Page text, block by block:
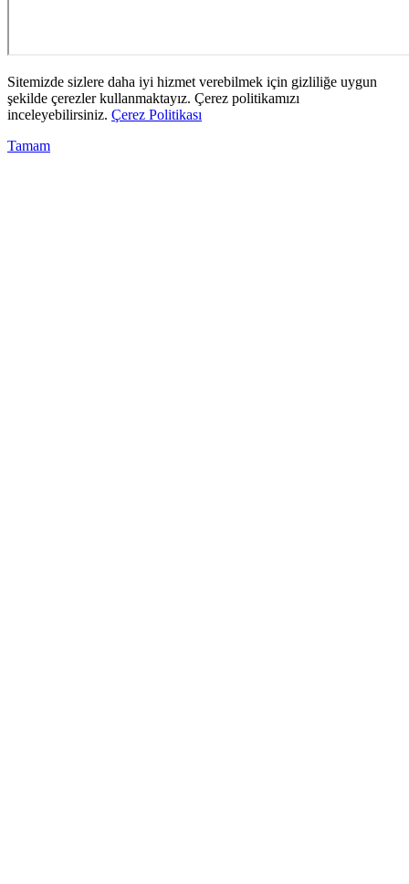
Sitemizde sizlere daha iyi hizmet verebilmek için gizliliğe uygun
şekilde çerezler kullanmaktayız. Çerez politikamızı
inceleyebilirsiniz. Çerez Politikası
Tamam